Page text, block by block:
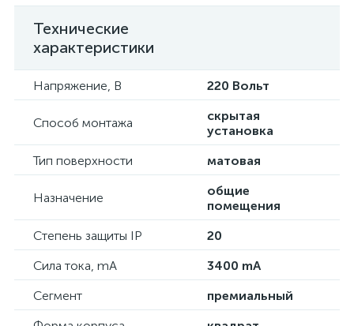
Технические
характеристики
Напряжение, В 220 Вольт
Способ монтажа
скрытая
установка
Тип поверхности
матовая
Назначение
общие
помещения
Степень защиты IP
20
Сила тока, mA
3400 mA
Сегмент
премиальный